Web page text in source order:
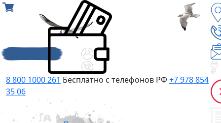
8 800 1000 261 Бесплатно с телефонов РФ +7 978 854
35 06